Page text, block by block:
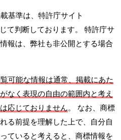
基準は、特許庁サイト
て判断しております。 特許庁サ
報は、弊社も非公開とする場合
可能な情報は通常、掲載にあた
なく表現の自由の範囲内と考え
応じておりません。 なお、商標
る前提を理解した上で、自分自
ていると考えると、商標情報を